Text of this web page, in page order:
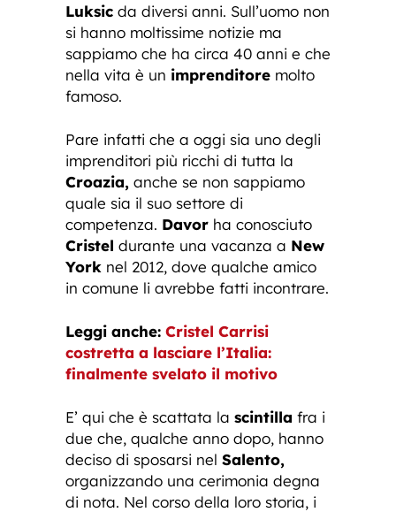
Luksic da diversi anni. Sull’uomo non
si hanno moltissime notizie ma
sappiamo che ha circa 40 anni e che
nella vita è un imprenditore molto
famoso.
Pare infatti che a oggi sia uno degli
imprenditori più ricchi di tutta la
Croazia, anche se non sappiamo
quale sia il suo settore di
competenza. Davor ha conosciuto
Cristel durante una vacanza a New
York nel 2012, dove qualche amico
in comune li avrebbe fatti incontrare.
Leggi anche: Cristel Carrisi
costretta a lasciare l’Italia:
finalmente svelato il motivo
E’ qui che è scattata la scintilla fra i
due che, qualche anno dopo, hanno
deciso di sposarsi nel Salento,
organizzando una cerimonia degna
di nota. Nel corso della loro storia, i